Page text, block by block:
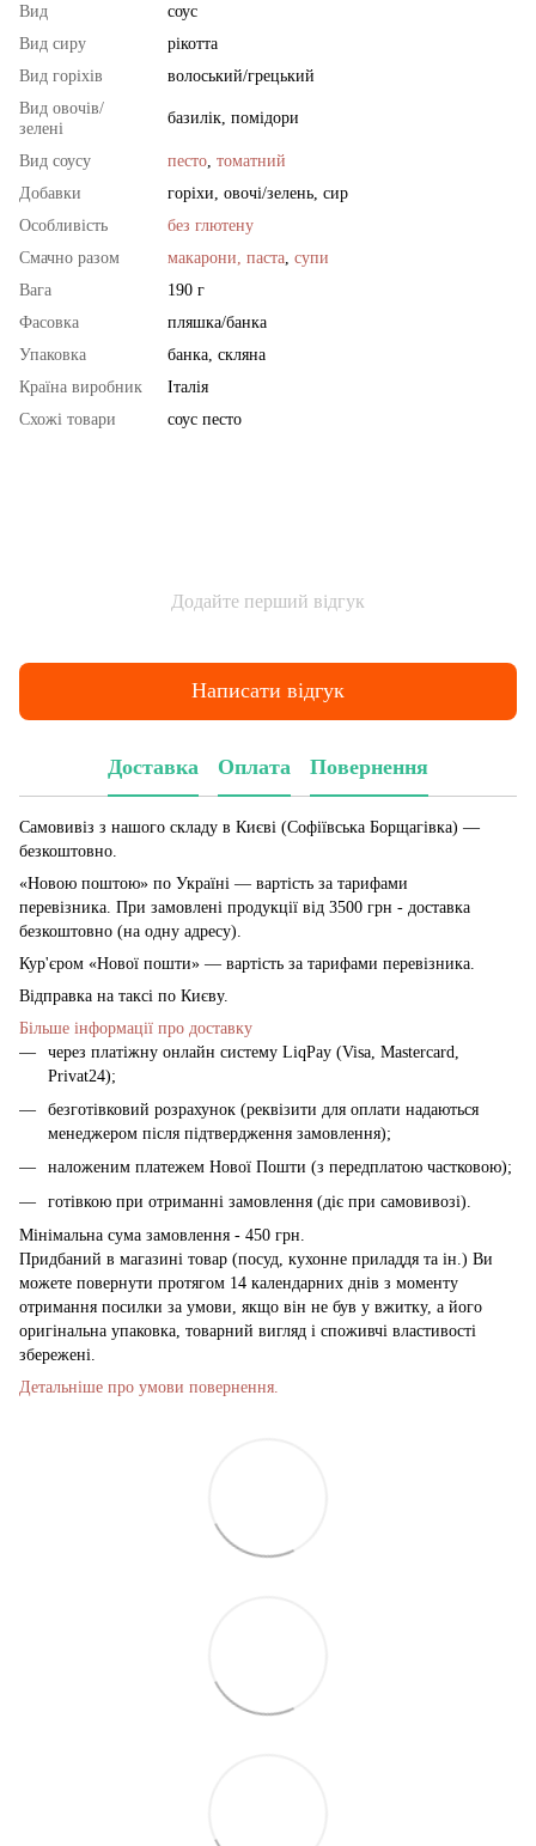
Вид
соус
Вид сиру
рікотта
Вид горіхів
волоський/грецький
Вид овочів/
зелені
базилік, помідори
Вид соусу песто томатний
Добавки
горіхи, овочі/зелень, сир
Особливість
без глютену
Смачно разом
макарони, паста супи
Вага
190 г
Фасовка
пляшка/банка
Упаковка
банка, скляна
Країна виробник
Італія
Схожі товари
соус песто
Додайте перший відгук
Написати відгук
Доставка Оплата Повернення
Самовивіз з нашого складу в Києві (Софіївська Борщагівка) —
безкоштовно.
«Новою поштою» по Україні — вартість за тарифами
перевізника. При замовлені продукції від 3500 грн - доставка
безкоштовно (на одну адресу).
Кур'єром «Нової пошти» — вартість за тарифами перевізника.
Відправка на таксі по Києву.
Більше інформації про доставку
через платіжну онлайн систему LiqPay (Visa, Mastercard,
Privat24);
безготівковий розрахунок (реквізити для оплати надаються
менеджером після підтвердження замовлення);
наложеним платежем Нової Пошти (з передплатою частковою);
готівкою при отриманні замовлення (діє при самовивозі).
Мінімальна сума замовлення - 450 грн.
Придбаний в магазині товар (посуд, кухонне приладдя та ін.) Ви
можете повернути протягом 14 календарних днів з моменту
отримання посилки за умови, якщо він не був у вжитку, а його
оригінальна упаковка, товарний вигляд і споживчі властивості
збережені.
Детальніше про умови повернення.